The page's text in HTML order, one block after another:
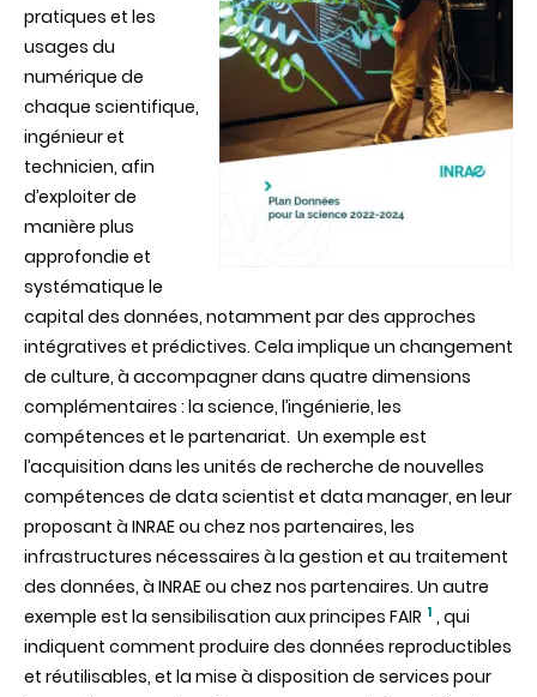
pratiques et les
usages du
numérique de
chaque scientifique,
ingénieur et
technicien, afin
d’exploiter de
manière plus
approfondie et
systématique le
capital des données, notamment par des approches
intégratives et prédictives. Cela implique un changement
de culture, à accompagner dans quatre dimensions
complémentaires : la science, l’ingénierie, les
compétences et le partenariat. Un exemple est
l’acquisition dans les unités de recherche de nouvelles
compétences de data scientist et data manager, en leur
proposant à INRAE ou chez nos partenaires, les
infrastructures nécessaires à la gestion et au traitement
des données, à INRAE ou chez nos partenaires. Un autre
exemple est la sensibilisation aux principes FAIR 1 , qui
indiquent comment produire des données reproductibles
et réutilisables, et la mise à disposition de services pour